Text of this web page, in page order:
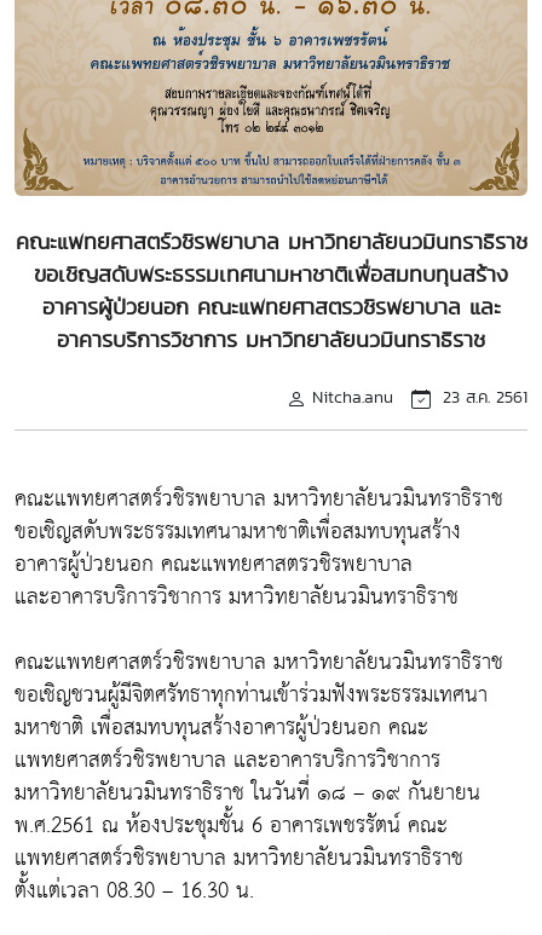
คณะแพทยศาสตร์วชิรพยาบาล มหาวิทยาลัยนวมินทราธิราช
ขอเชิญสดับพระธรรมเทศนามหาชาติเพื่อสมทบทุนสร้าง
อาคารผู้ป่วยนอก คณะแพทยศาสตรวชิรพยาบาล และ
อาคารบริการวิชาการ มหาวิทยาลัยนวมินทราธิราช
Nitcha.anu 23 ส.ค. 2561
คณะแพทยศาสตร์วชิรพยาบาล มหาวิทยาลัยนวมินทราธิราช
ขอเชิญสดับพระธรรมเทศนามหาชาติเพื่อสมทบทุนสร้าง
อาคารผู้ป่วยนอก คณะแพทยศาสตรวชิรพยาบาล
และอาคารบริการวิชาการ มหาวิทยาลัยนวมินทราธิราช
คณะแพทยศาสตร์วชิรพยาบาล มหาวิทยาลัยนวมินทราธิราช
ขอเชิญชวนผู้มีจิตศรัทธาทุกท่านเข้าร่วมฟังพระธรรมเทศนา
มหาชาติ เพื่อสมทบทุนสร้างอาคารผู้ป่วยนอก คณะ
แพทยศาสตร์วชิรพยาบาล และอาคารบริการวิชาการ
มหาวิทยาลัยนวมินทราธิราช ในวันที่ ๑๘ – ๑๙ กันยายน
พ.ศ.2561 ณ ห้องประชุมชั้น 6 อาคารเพชรรัตน์ คณะ
แพทยศาสตร์วชิรพยาบาล มหาวิทยาลัยนวมินทราธิราช
ตั้งแต่เวลา 08.30 – 16.30 น.